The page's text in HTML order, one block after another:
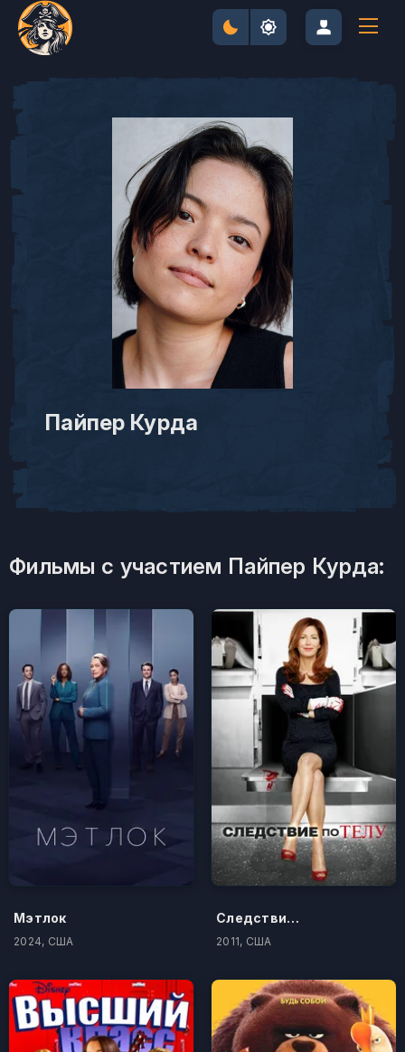
Пайпер Курда
Фильмы с участием Пайпер Курда:
Мэтлок
2024, США
Следствие по телу
2011, США